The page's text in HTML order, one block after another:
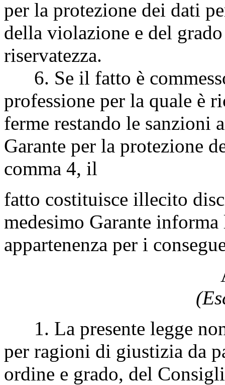
per la protezione dei dati
della violazione e del
riservatezza.
6. Se il fatto è
professione per la quale è
ferme restando le
Garante per la protezione
comma 4, il
fatto costituisce illecito
medesimo Garante
appartenenza per i
1. La presente legge
per ragioni di giustizia da
ordine e grado, del